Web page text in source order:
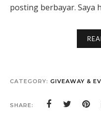
posting berbayar. Saya
CATEGORY: GIVEAWAY &
SHARE: